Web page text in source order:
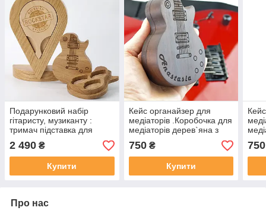
Подарунковий набір
гітаристу, музиканту :
тримач підставка для
навушників з натурального
дерева та кейс з
медіаторами для гітари.
2 490 ₴
Купити
Кейс органайзер для
медіаторів .Коробочка для
медіаторів дерев`яна з
іменнним гравіюванням.
Подарунок гітаристу,
музиканту.
750₴
Купити
750
Про нас